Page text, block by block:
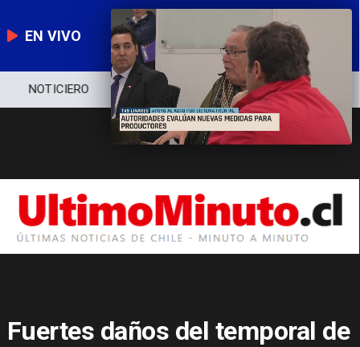
EN VIVO
NOTICIERO POLÍTICA ECONOMÍA
Fuertes daños del temporal de